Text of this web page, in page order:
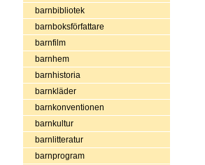
barnbibliotek
barnboksförfattare
barnfilm
barnhem
barnhistoria
barnkläder
barnkonventionen
barnkultur
barnlitteratur
barnprogram